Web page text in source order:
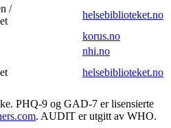
/
helsebiblioteket.no
korus.no
nhi.no
helsebiblioteket.no
PHQ-9 og GAD-7 er lisensierte
. AUDIT er utgitt av WHO.